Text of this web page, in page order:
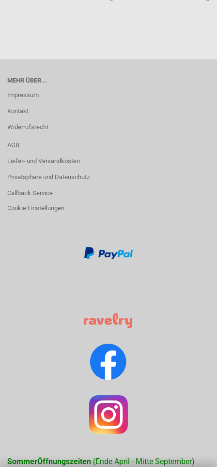
MEHR ÜBER...
Impressum
Kontakt
Widerrufsrecht
AGB
Liefer- und Versandkosten
Privatsphäre und Datenschutz
Callback Service
Cookie Einstellungen
SommerÖffnungszeiten (Ende April - Mitte September)